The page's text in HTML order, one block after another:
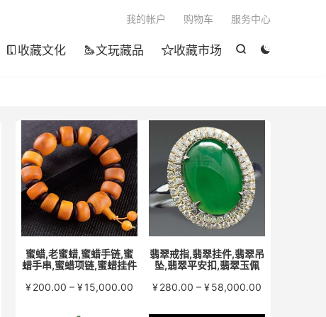


 收藏文化 文玩藏品 收藏市场
我的帐户 购物车 服务中心
蜜蜡,老蜜蜡,蜜蜡手链,蜜
蜡手串,蜜蜡项链,蜜蜡挂件
¥200.00 – ¥15,000.00
翡翠戒指,翡翠挂件,翡翠吊
坠,翡翠平安扣,翡翠玉佩
¥280.00 – ¥58,000.00